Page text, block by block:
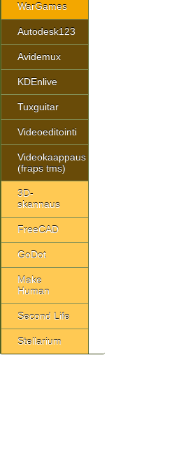
WarGames
Autodesk123
Avidemux
KDEnlive
Tuxguitar
Videoeditointi
Videokaappaus
(fraps tms)
3D-
skannaus
FreeCAD
GoDot
Make
Human
Second Life
Stellarium